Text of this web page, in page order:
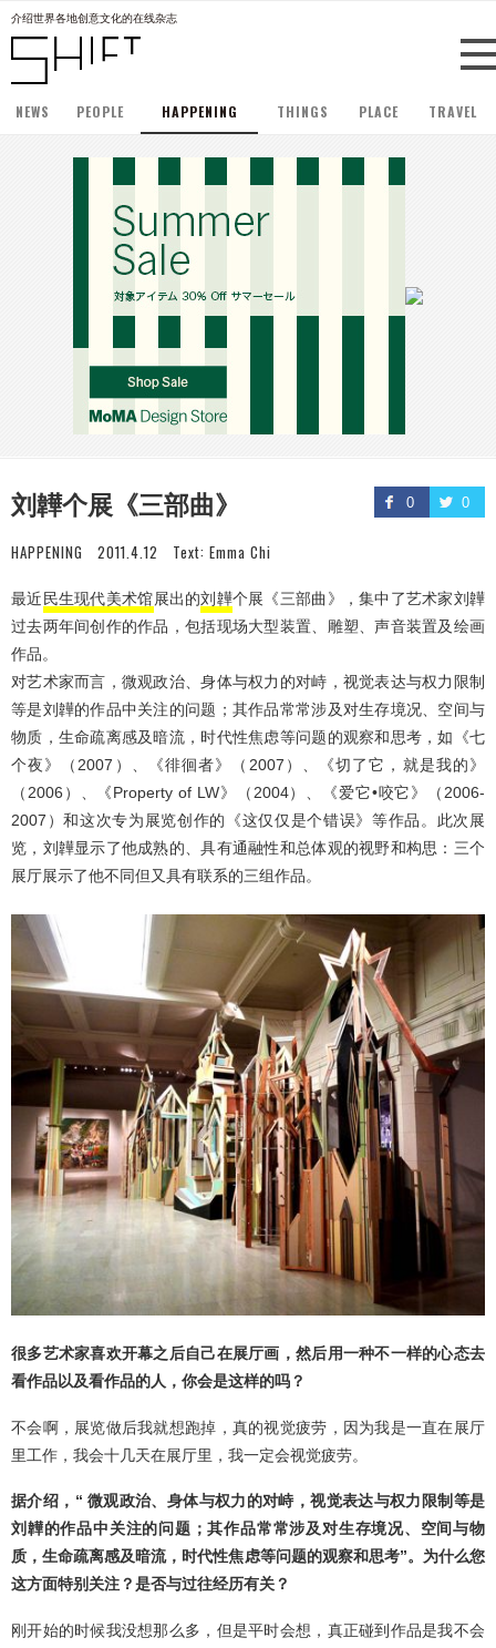
介绍世界各地创意文化的在线杂志
NEWS PEOPLE HAPPENING THINGS PLACE TRAVEL
0 0
刘韡个展《三部曲》
HAPPENING 2011.4.12 Text: Emma Chi
最近 民生现代美术馆展出的刘韡个展《三部曲》，集中了艺术家刘韡
过去两年间创作的作品，包括现场大型装置、雕塑、声音装置及绘画
作品。
对艺术家而言，微观政治、身体与权力的对峙，视觉表达与权力限制
等是刘韡的作品中关注的问题；其作品常常涉及对生存境况、空间与
物质，生命疏离感及暗流，时代性焦虑等问题的观察和思考，如《七
个夜》（2007）、《徘徊者》（2007）、《切了它，就是我的》
（2006）、《Property of LW》（2004）、《爱它•咬它》（2006-
2007）和这次专为展览创作的《这仅仅是个错误》等作品。此次展
览，刘韡显示了他成熟的、具有通融性和总体观的视野和构思：三个
展厅展示了他不同但又具有联系的三组作品。
很多艺术家喜欢开幕之后自己在展厅画，然后用一种不一样的心态去
看作品以及看作品的人，你会是这样的吗？
不会啊，展览做后我就想跑掉，真的视觉疲劳，因为我是一直在展厅
里工作，我会十几天在展厅里，我一定会视觉疲劳。
据介绍，“ 微观政治、身体与权力的对峙，视觉表达与权力限制等是
刘韡的作品中关注的问题；其作品常常涉及对生存境况、空间与物
质，生命疏离感及暗流，时代性焦虑等问题的观察和思考”。为什么您
这方面特别关注？是否与过往经历有关？
刚开始的时候我没想那么多，但是平时会想，真正碰到作品是我不会